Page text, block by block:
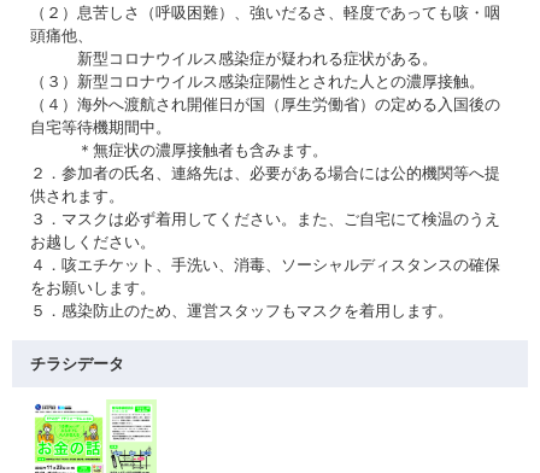
（２）息苦しさ（呼吸困難）、強いだるさ、軽度であっても咳・咽
頭痛他、
新型コロナウイルス感染症が疑われる症状がある。
（３）新型コロナウイルス感染症陽性とされた人との濃厚接触。
（４）海外へ渡航され開催日が国（厚生労働省）の定める入国後の
自宅等待機期間中。
＊無症状の濃厚接触者も含みます。
２．参加者の氏名、連絡先は、必要がある場合には公的機関等へ提
供されます。
３．マスクは必ず着用してください。また、ご自宅にて検温のうえ
お越しください。
４．咳エチケット、手洗い、消毒、ソーシャルディスタンスの確保
をお願いします。
５．感染防止のため、運営スタッフもマスクを着用します。
チラシデータ